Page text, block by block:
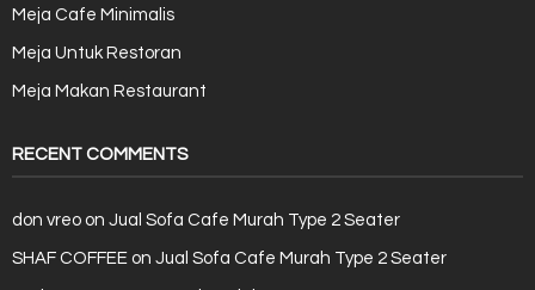
Meja Cafe Minimalis
Meja Untuk Restoran
Meja Makan Restaurant
RECENT COMMENTS
don vreo on Jual Sofa Cafe Murah Type 2 Seater
SHAF COFFEE on Jual Sofa Cafe Murah Type 2 Seater